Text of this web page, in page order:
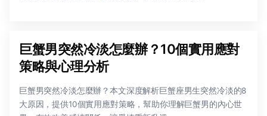
巨蟹男突然冷淡怎麼辦？10個實用應對
策略與心理分析
巨蟹男突然冷淡怎麼辦？本文深度解析巨蟹座男生突然冷淡的8
大原因，提供10個實用應對策略，幫助你理解巨蟹男的內心世